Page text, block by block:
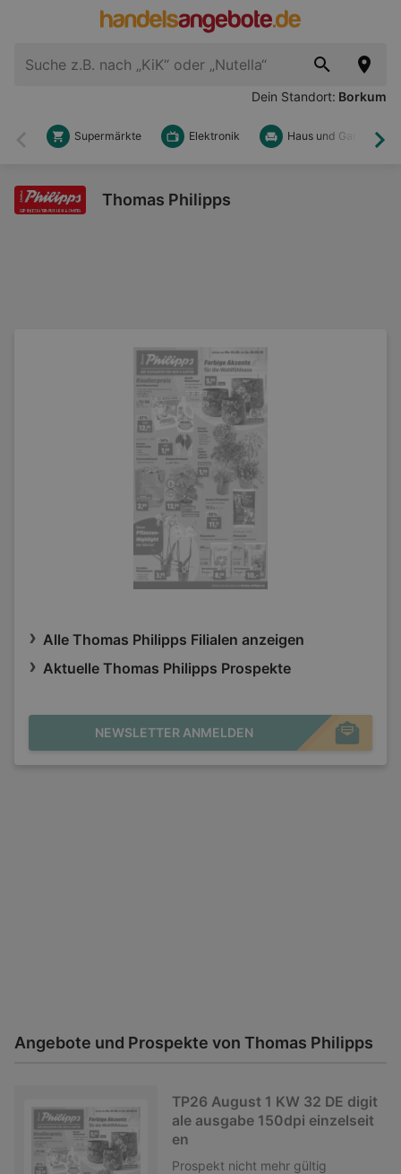
Dein Standort: Borkum
Zurück
Supermärkte Elektronik Haus und Garten
Thomas Philipps
Alle Thomas Philipps Filialen anzeigen
Aktuelle Thomas Philipps Prospekte
NEWSLETTER ANMELDEN
Angebote und Prospekte von Thomas Philipps
TP26 August 1 KW 32 DE digit
ale ausgabe 150dpi einzelseit
en
Prospekt nicht mehr gültig